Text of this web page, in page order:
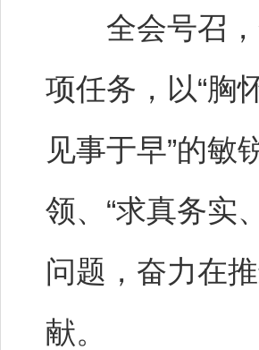
全会号召，
项任务，以“胸
见事于早”的敏
领、“求真务实
问题，奋力在
献。